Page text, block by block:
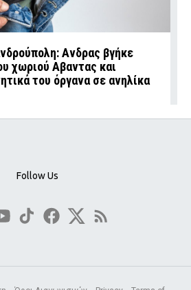
Ανδρας βγήκε
χωριού Αβαντας και
του όργανα σε ανηλίκα
Follow Us